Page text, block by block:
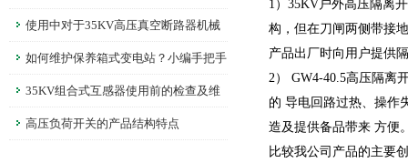
的仪器
使用中对于35KV高压真空断路器机械
特性的调整
如何维护保养箱式变电站？小编手把手
教你！
35KV组合式互感器使用前的检查及维
护 高压负荷开关的产品结构特点
1）35KV户外高压隔离
构，但在刀闸两侧带接
产品出厂时向用户提供
2） GW4-40.5高压隔离
的 导电回路过热、操作
造及提供备品带来 方便
比较我公司产品的主要